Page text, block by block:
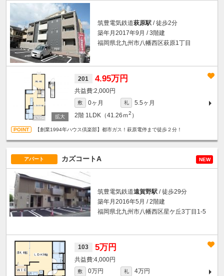
筑豊電気鉄道萩原駅 / 徒歩2分
築年月2017年9月 / 3階建
福岡県北九州市八幡西区萩原1丁目
201 4.95万円
2,000円
敷 0ヶ月 礼
5.5ヶ月
2階 1LDK（41.26ｍ2 ）
【創業1994年ハウス倶楽部】都市ガス！萩原電停まで徒歩２分！
アパート カズコートA NEW
筑豊電気鉄道遠賀野駅 / 徒歩29分
築年月2016年5月 / 2階建
福岡県北九州市八幡西区星ケ丘3丁目1-5
103 5万円
4,000円
敷 0万円 礼
4万円